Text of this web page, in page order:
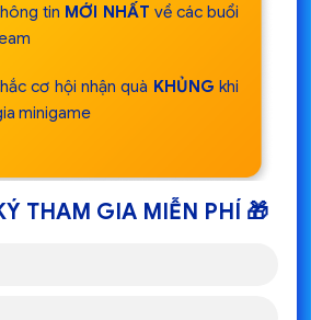
THAM GIA MIỄN PHÍ 🎁
tin MỚI NHẤT về các buổi
cơ hội nhận quà KHỦNG khi
minigame